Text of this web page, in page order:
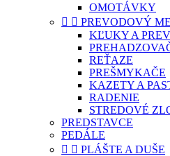
OMOTÁVKY
  PREVODOVÝ
KĽUKY A
REŤAZE
PREŠMYKAČE
KAZETY A
RADENIE
STREDOVÉ
PREDSTAVCE
PEDÁLE
  PLÁŠTE A DUŠE